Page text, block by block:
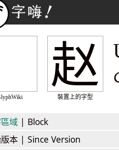
赵
裝置上的字型
域 | Block
本 | Since Version